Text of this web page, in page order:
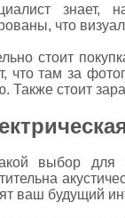
знает,
что
стоит
что там за
Также стоит
выбор для
ваш будущий